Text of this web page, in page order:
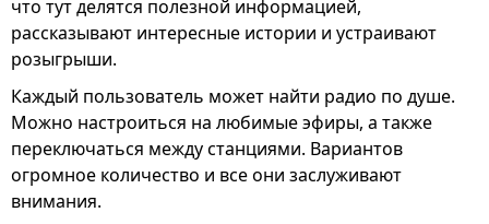
что тут делятся полезной информацией,
рассказывают интересные истории и устраивают
розыгрыши.
Каждый пользователь может найти радио по душе.
Можно настроиться на любимые эфиры, а также
переключаться между станциями. Вариантов
огромное количество и все они заслуживают
внимания.